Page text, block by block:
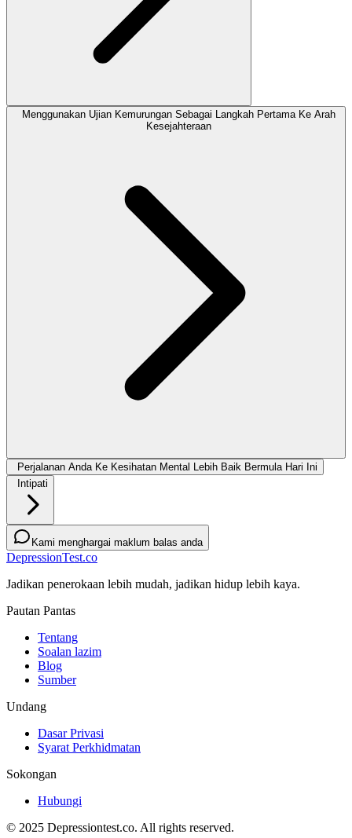
Menggunakan Ujian Kemurungan Sebagai Langkah Pertama Ke Arah
Kesejahteraan
Perjalanan Anda Ke Kesihatan Mental Lebih Baik Bermula Hari Ini
Intipati
Kami menghargai maklum balas anda
DepressionTest.co
Jadikan penerokaan lebih mudah, jadikan hidup lebih kaya.
Pautan Pantas
Tentang
Soalan lazim
Blog
Sumber
Undang
Dasar Privasi
Syarat Perkhidmatan
Sokongan
Hubungi
© 2025 Depressiontest.co. All rights reserved.